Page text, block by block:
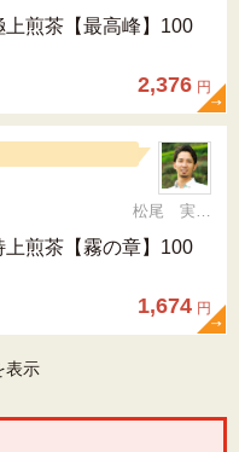
煎茶【最高峰】100
2,376 円
松尾 実 （三十五代目、日本茶インストラクター）
煎茶【霧の章】100
1,674 円
表示